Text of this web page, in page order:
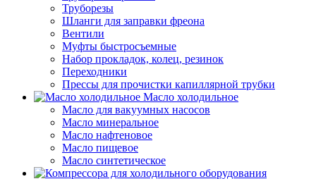
Труборезы
Шланги для заправки фреона
Вентили
Муфты быстросъемные
Набор прокладок, колец, резинок
Переходники
Прессы для прочистки капиллярной трубки
Масло холодильное
Масло для вакуумных насосов
Масло минеральное
Масло нафтеновое
Масло пищевое
Масло синтетическое